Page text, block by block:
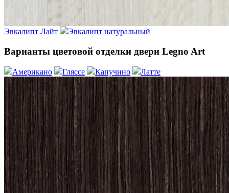
Эвкалипт Лайт Эвкалипт натуральный
Варианты цветовой отделки двери Legno Art
Американо Гляссе Капучино Латте